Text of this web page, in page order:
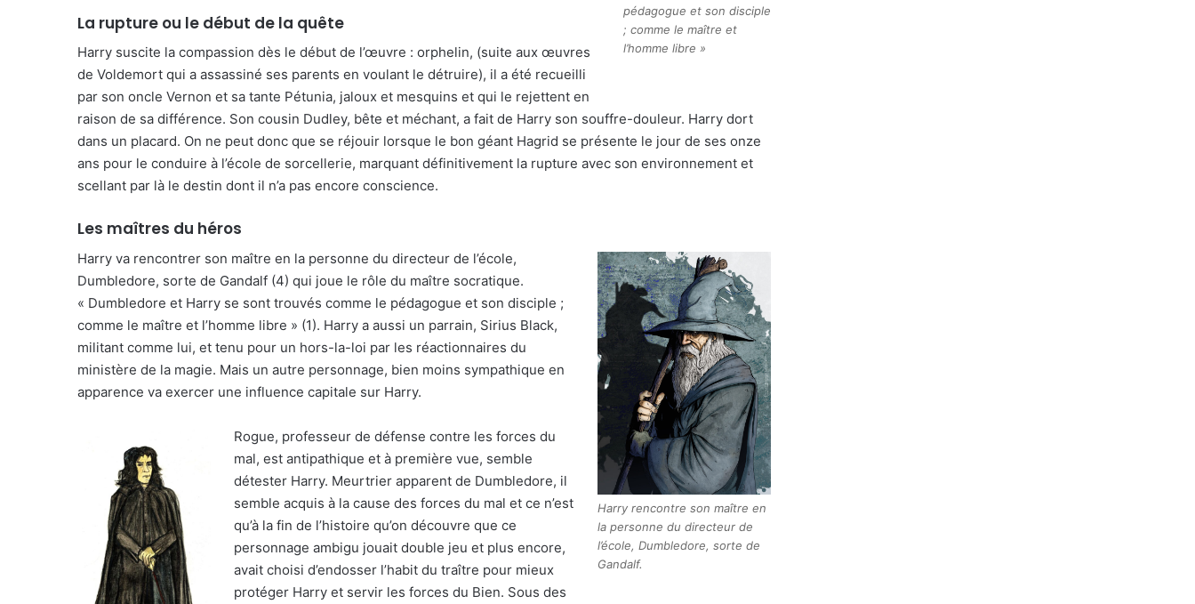
pédagogue et son disciple
; comme le maître et
l’homme libre »
La rupture ou le début de la quête
Harry suscite la compassion dès le début de l’œuvre : orphelin, (suite aux œuvres
de Voldemort qui a assassiné ses parents en voulant le détruire), il a été recueilli
par son oncle Vernon et sa tante Pétunia, jaloux et mesquins et qui le rejettent en
raison de sa différence. Son cousin Dudley, bête et méchant, a fait de Harry son souffre-douleur. Harry dort
dans un placard. On ne peut donc que se réjouir lorsque le bon géant Hagrid se présente le jour de ses onze
ans pour le conduire à l’école de sorcellerie, marquant définitivement la rupture avec son environnement et
scellant par là le destin dont il n’a pas encore conscience.
Les maîtres du héros
Harry rencontre son maître en
la personne du directeur de
l’école, Dumbledore, sorte de
Gandalf.
Harry va rencontrer son maître en la personne du directeur de l’école,
Dumbledore, sorte de Gandalf (4) qui joue le rôle du maître socratique.
« Dumbledore et Harry se sont trouvés comme le pédagogue et son disciple ;
comme le maître et l’homme libre » (1). Harry a aussi un parrain, Sirius Black,
militant comme lui, et tenu pour un hors-la-loi par les réactionnaires du
ministère de la magie. Mais un autre personnage, bien moins sympathique en
apparence va exercer une influence capitale sur Harry.
Rogue, professeur de défense contre les forces du
mal, est antipathique et à première vue, semble
détester Harry. Meurtrier apparent de Dumbledore, il
semble acquis à la cause des forces du mal et ce n’est
qu’à la fin de l’histoire qu’on découvre que ce
personnage ambigu jouait double jeu et plus encore,
avait choisi d’endosser l’habit du traître pour mieux
protéger Harry et servir les forces du Bien. Sous des